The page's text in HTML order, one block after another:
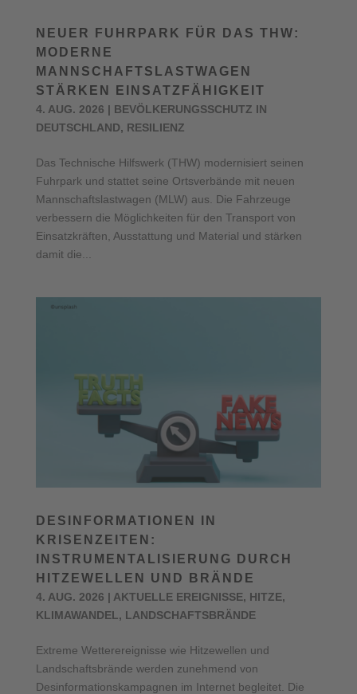
NEUER FUHRPARK FÜR DAS THW:
MODERNE
MANNSCHAFTSLASTWAGEN
STÄRKEN EINSATZFÄHIGKEIT
4. AUG. 2026 | BEVÖLKERUNGSSCHUTZ IN
DEUTSCHLAND, RESILIENZ
Das Technische Hilfswerk (THW) modernisiert seinen
Fuhrpark und stattet seine Ortsverbände mit neuen
Mannschaftslastwagen (MLW) aus. Die Fahrzeuge
verbessern die Möglichkeiten für den Transport von
Einsatzkräften, Ausstattung und Material und stärken
damit die...
DESINFORMATIONEN IN
KRISENZEITEN:
INSTRUMENTALISIERUNG DURCH
HITZEWELLEN UND BRÄNDE
4. AUG. 2026 | AKTUELLE EREIGNISSE, HITZE,
KLIMAWANDEL, LANDSCHAFTSBRÄNDE
Extreme Wetterereignisse wie Hitzewellen und
Landschaftsbrände werden zunehmend von
Desinformationskampagnen im Internet begleitet. Die